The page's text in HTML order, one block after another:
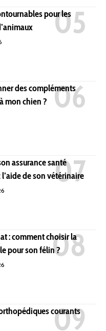
pour les
des compléments
mon chien ?
assurance santé
de son vétérinaire
: comment choisir la
pour son félin ?
courants